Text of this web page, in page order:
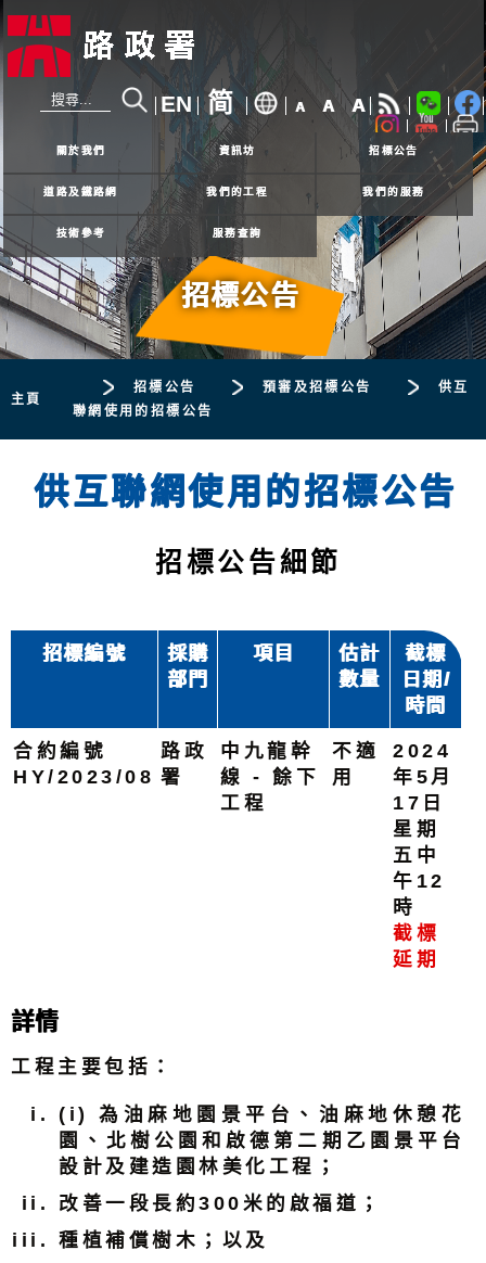
EN 简 A A A
24小時熱線 2926 4111
關於我們 資訊坊 招標公告
道路及鐵路網 我們的工程 我們的服務
技術參考 服務查詢
主頁
招標公告
招標公告 預審及招標公告
供互
聯網使用的招標公告
供互聯網使用的招標公告
招標公告細節
招標編號
採購
部門
項目
估計
數量
截標
日期/
時間
合約編號
HY/2023/08
路政
署
中九龍幹
線 - 餘下
工程
不適
用
2024
年5月
17日
星期
五中
午12
時
截標
延期
詳情
工程主要包括：
(i) 為油麻地園景平台、油麻地休憩花
園、北樹公園和啟德第二期乙園景平台
設計及建造園林美化工程；
改善一段長約300米的啟福道；
種植補償樹木；以及